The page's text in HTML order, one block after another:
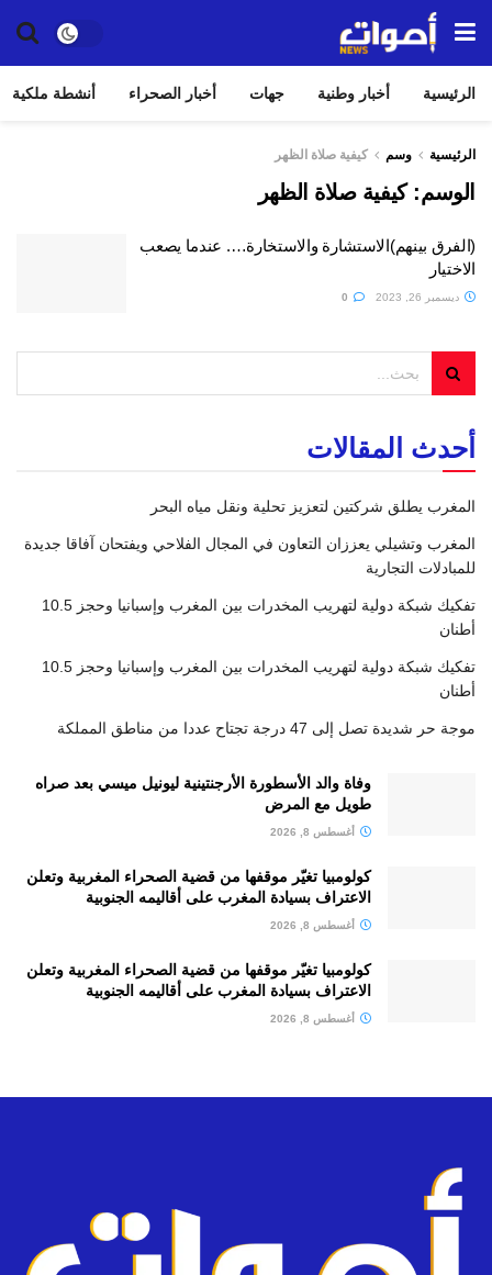
الرئيسية أخبار وطنية جهات أخبار الصحراء أنشطة ملكية
الرئيسية وسم كيفية صلاة الظهر
الوسم:كيفية صلاة الظهر
(الفرق بينهم)الاستشارة والاستخارة…. عندما يصعب
الاختيار
ديسمبر 26, 2023
أحدث المقالات
المغرب يطلق شركتين لتعزيز تحلية ونقل مياه البحر
المغرب وتشيلي يعززان التعاون في المجال الفلاحي ويفتحان آفاقا جديدة
للمبادلات التجارية
تفكيك شبكة دولية لتهريب المخدرات بين المغرب وإسبانيا وحجز 10.5
أطنان
تفكيك شبكة دولية لتهريب المخدرات بين المغرب وإسبانيا وحجز 10.5
أطنان
موجة حر شديدة تصل إلى 47 درجة تجتاح عددا من مناطق المملكة
وفاة والد الأسطورة الأرجنتينية ليونيل ميسي بعد صراه
طويل مع المرض
أغسطس 8, 2026
كولومبيا تغيّر موقفها من قضية الصحراء المغربية وتعلن
الاعتراف بسيادة المغرب على أقاليمه الجنوبية
أغسطس 8, 2026
كولومبيا تغيّر موقفها من قضية الصحراء المغربية وتعلن
الاعتراف بسيادة المغرب على أقاليمه الجنوبية
أغسطس 8, 2026